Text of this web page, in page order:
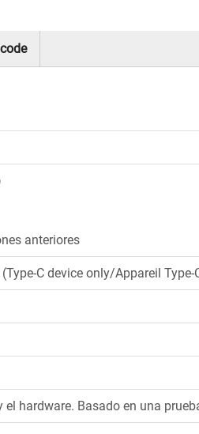
anteriores
C device only/Appareil Type-
hardware. Basado en una